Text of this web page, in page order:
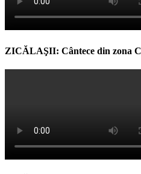
ZICĂLAŞII: Cântece din zona